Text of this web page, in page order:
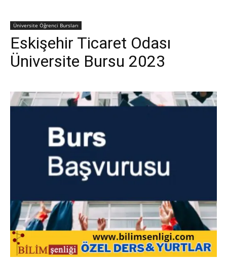
Üniversite Öğrenci Bursları
Eskişehir Ticaret Odası
Üniversite Bursu 2023